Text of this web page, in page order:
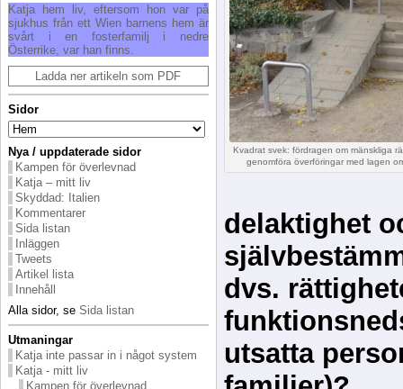
Katja hem liv, eftersom hon var på
sjukhus från ett Wien barnens hem är
svårt i en fosterfamilj i nedre
Österrike, var han finns.
Ladda ner artikeln som PDF
Sidor
Nya / uppdaterade sidor
Kampen för överlevnad
Katja – mitt liv
Skyddad: Italien
Kommentarer
Sida listan
Inläggen
Tweets
Artikel lista
Innehåll
Alla sidor, se Sida listan
Utmaningar
Katja inte passar in i något system
Katja - mitt liv
Kampen för överlevnad
Kvadrat svek: fördragen om mänskliga
genomföra överföringar med lagen
delaktighet
dvs.
utsatta